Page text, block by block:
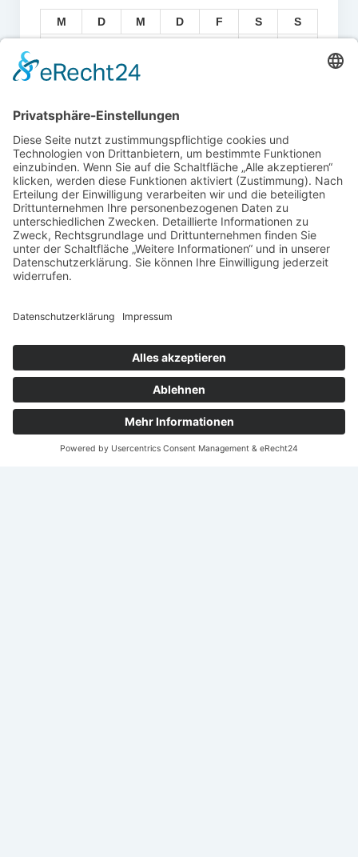
M D M D F S
S
3
4
17
18 19 20
24
25 26 27 28 29
30
31
« Juli